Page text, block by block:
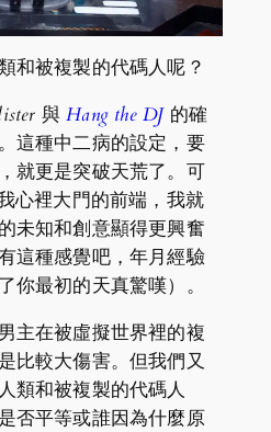
和被複製的代碼人呢？
與Hang the DJ的確
這種中二病的設定，要
就更是突破天荒了。可
心裡大門的前端，我就
未知和創意顯得更興奮
這種感覺吧，年月經驗
你最初的天真驚嘆）。
主在被虛擬世界裡的複
比較大傷害。但我們又
類和被複製的代碼人
否平等或誰因為什麼原